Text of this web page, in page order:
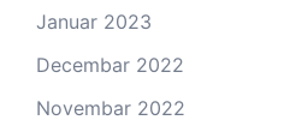
Januar 2023
Decembar 2022
Novembar 2022